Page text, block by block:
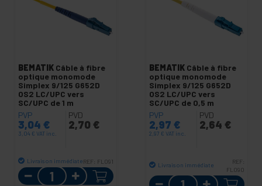
BEMATIK Câble à fibre
optique monomode
Simplex 9/125 G652D
OS2 LC/UPC vers
SC/UPC de 1 m
PVP
3,04 €
3,04 € VAT inc.
PVD
2,70 €
Livraison immédiate REF: FL091
Quantité
BEMATIK Câble à fibre
optique monomode
Simplex 9/125 G652D
OS2 LC/UPC vers
SC/UPC de 0,5 m
PVP
2,97 €
2,97 € VAT inc.
PVD
2,64 €
Livraison immédiate
REF:
FL090
Quantité